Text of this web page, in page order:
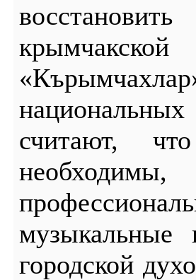
считают,
музыкальные
городской